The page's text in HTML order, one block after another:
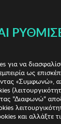
Unisex Γυαλιά
για να
ως
«Συμφωνώ»,
"Διαφωνώ"
και αλλάξτε